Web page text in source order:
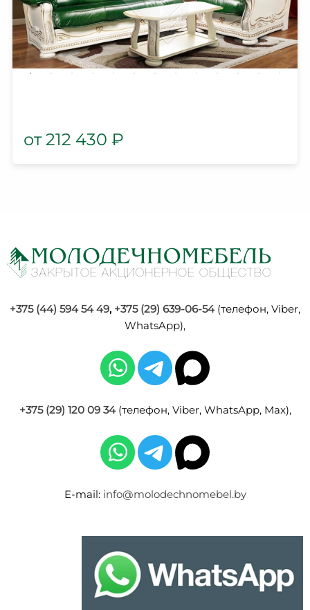
212 430 ₽
+375 (44) 594 54 49, +375 (29) 639-06-54(телефон, Viber,
WhatsApp),
+375 (29) 120 09 34(телефон, Viber, WhatsApp, Max),
E-mail: info@molodechnomebel.by